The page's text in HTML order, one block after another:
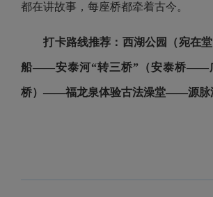
都在讲故事，每座桥都牵着古今。
打卡路线推荐：西湖公园（宛在
船——安泰河“转三桥”（安泰桥——
桥） ——福龙泉体验古法澡堂——源脉